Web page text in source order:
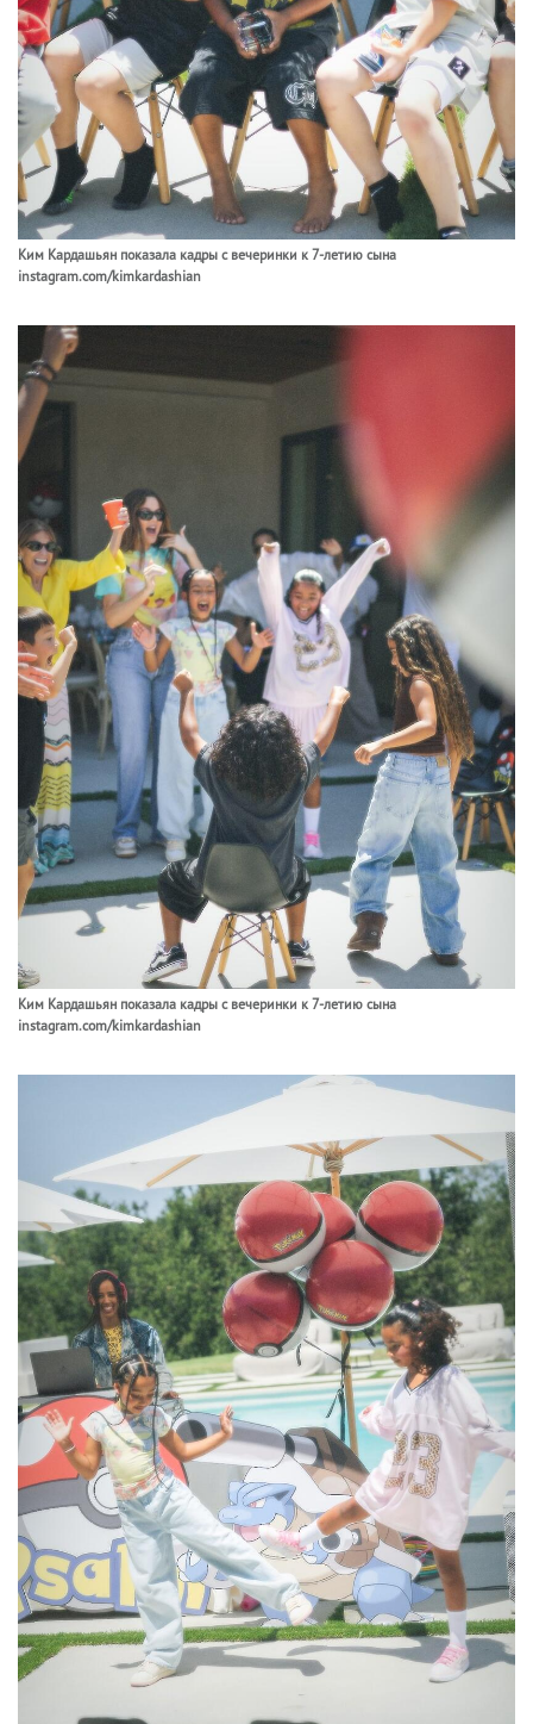
Ким Кардашьян показала кадры с вечеринки к 7-летию сына
instagram.com/kimkardashian
Ким Кардашьян показала кадры с вечеринки к 7-летию сына
instagram.com/kimkardashian